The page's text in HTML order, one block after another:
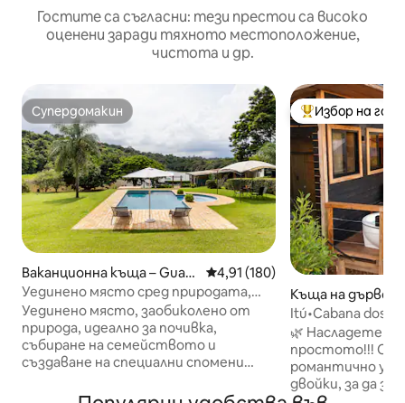
Гостите са съгласни: тези престои са високо
оценени заради тяхното местоположение,
чистота и др.
Супердомакин
Супердомакин
Ваканционна къща – Guac
uri
Средна оценка: 4,91 от 5,
4,91 (180)
Уединено място сред природата,
езеро, басейн | на 1 час от Сао Пауло
Уединено място, заобиколено от
природа, идеално за почивка,
събиране на семейството и
създаване на специални спомени
езеро в Итупева, съчетава
Най-популярен
Избор на
Къща на дърво –
Itú•Cabana dos
уникална гледка!
🌿 Насладете се
простото!!!
романтично
двойки, за да